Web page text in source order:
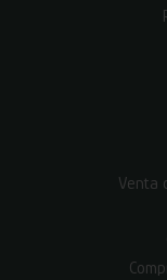
Venta